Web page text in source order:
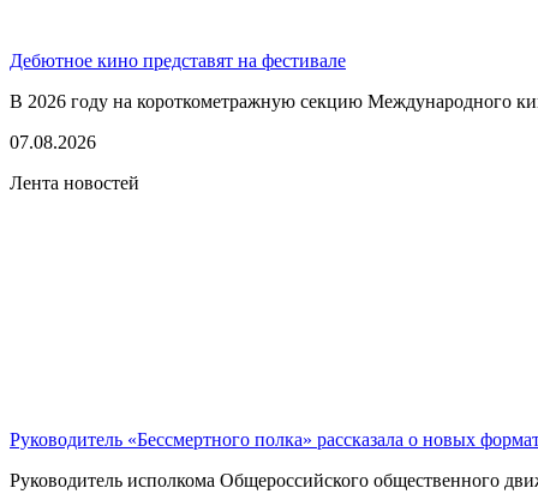
Дебютное кино представят на фестивале
В 2026 году на короткометражную секцию Международного
07.08.2026
Лента новостей
Руководитель «Бессмертного полка» рассказала о новых
Руководитель исполкома Общероссийского общественного